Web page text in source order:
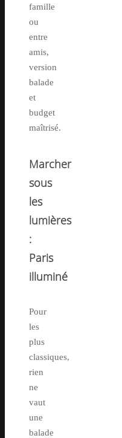
famille
ou
entre
amis,
version
balade
et
budget
maîtrisé.
Marcher
sous
les
lumières
:
Paris
illuminé
Pour
les
plus
classiques,
rien
ne
vaut
une
balade